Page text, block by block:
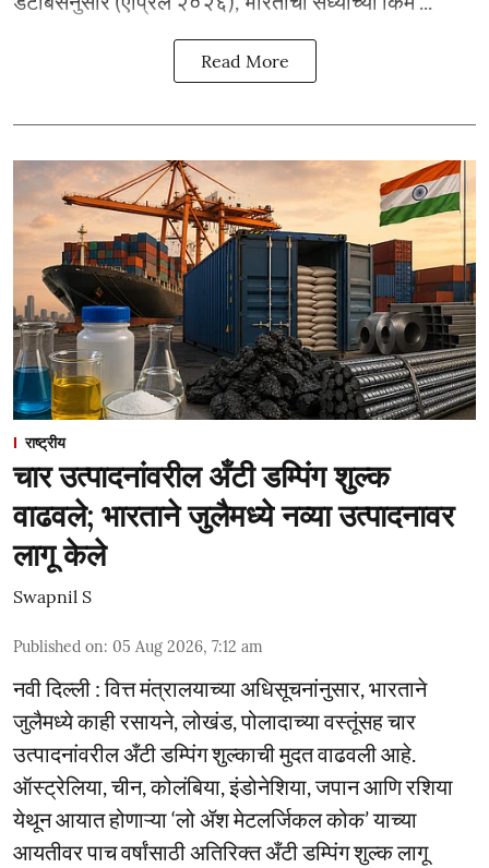
Read More
राष्ट्रीय
चार उत्पादनांवरील अँटी डम्पिंग शुल्क
वाढवले; भारताने जुलैमध्ये नव्या उत्पादनावर
लागू केले
Swapnil S
Published on: 05 Aug 2026, 7:12 am
नवी दिल्ली : वित्त मंत्रालयाच्या अधिसूचनांनुसार, भारताने
जुलैमध्ये काही रसायने, लोखंड, पोलादाच्या वस्तूंसह चार
उत्पादनांवरील अँटी डम्पिंग शुल्काची मुदत वाढवली आहे.
ऑस्ट्रेलिया, चीन, कोलंबिया, इंडोनेशिया, जपान आणि रशिया
येथून आयात होणाऱ्या ‘लो ॲश मेटलर्जिकल कोक’ याच्या
आयतीवर पाच वर्षांसाठी अतिरिक्त अँटी डम्पिंग शुल्क लागू